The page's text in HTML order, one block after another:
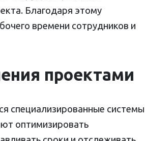
Благодаря этому
времени сотрудников и
проектами
специализированные системы
оптимизировать